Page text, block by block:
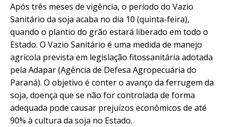
Após três meses de vigência, o período do Vazio
Sanitário da soja acaba no dia 10 (quinta-feira),
quando o plantio do grão estará liberado em todo o
Estado. O Vazio Sanitário é uma medida de manejo
agrícola prevista em legislação fitossanitária adotada
pela Adapar (Agência de Defesa Agropecuária do
Paraná). O objetivo é conter o avanço da ferrugem da
soja, doença que se não for controlada de forma
adequada pode causar prejuízos econômicos de até
90% à cultura da soja no Estado.